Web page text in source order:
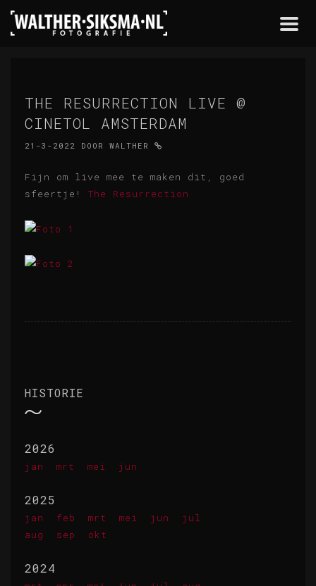
THE RESURRECTION LIVE @
CINETOL AMSTERDAM
21-3-2022 DOOR WALTHER
Fijn om live mee te maken dit, goed
sfeertje! The Resurrection
HISTORIE
2026
jan mrt mei jun
2025
jan feb mrt mei jun
jul
aug
sep okt
2024